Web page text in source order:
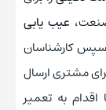
عیب یابی
کارشناسان
مشتری ارسال
به تعمیر